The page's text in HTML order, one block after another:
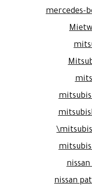
mercedes-
nissan